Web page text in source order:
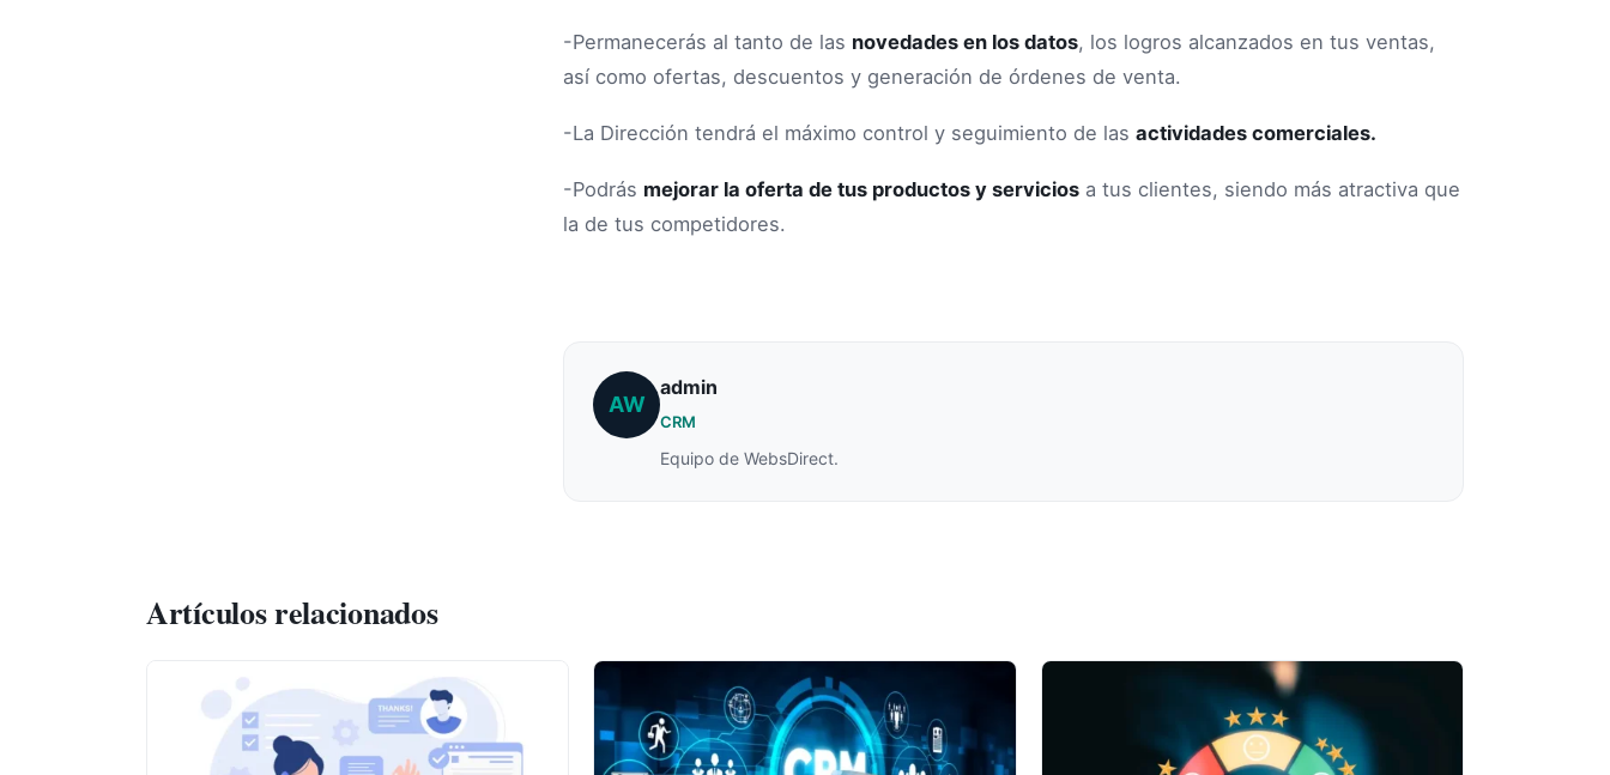
-Permanecerás al tanto de las novedades en los datos, los logros alcanzados en tus ventas,
así como ofertas, descuentos y generación de órdenes de venta.
-La Dirección tendrá el máximo control y seguimiento de las actividades comerciales.
-Podrás mejorar la oferta de tus productos y servicios a tus clientes, siendo más atractiva que
la de tus competidores.
AW
admin
CRM
Equipo de WebsDirect.
Artículos relacionados